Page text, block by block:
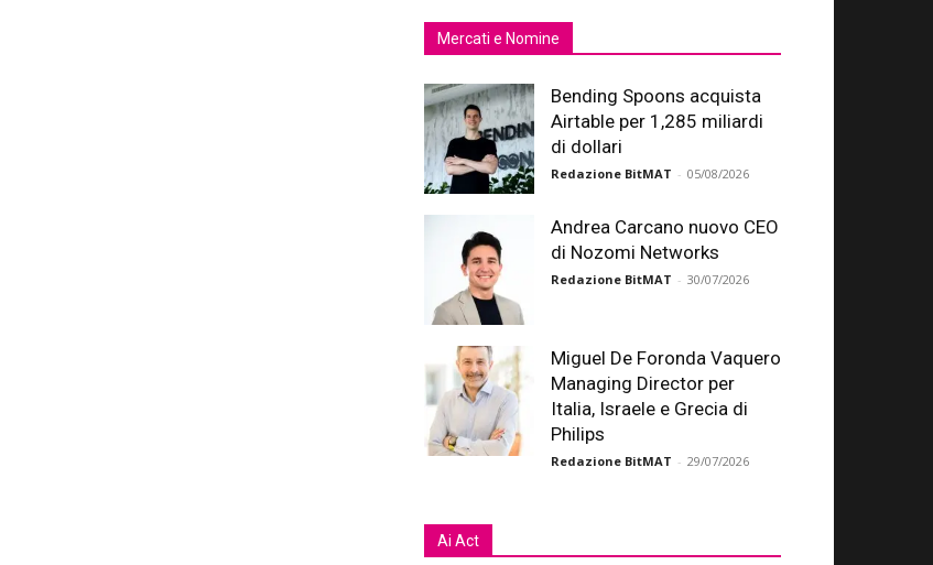
Mercati e Nomine
Bending Spoons acquista
Airtable per 1,285 miliardi
di dollari
Redazione BitMAT - 05/08/2026
Andrea Carcano nuovo CEO
di Nozomi Networks
Redazione BitMAT - 30/07/2026
Miguel De Foronda Vaquero
Managing Director per
Italia, Israele e Grecia di
Philips
Redazione BitMAT - 29/07/2026
Ai Act